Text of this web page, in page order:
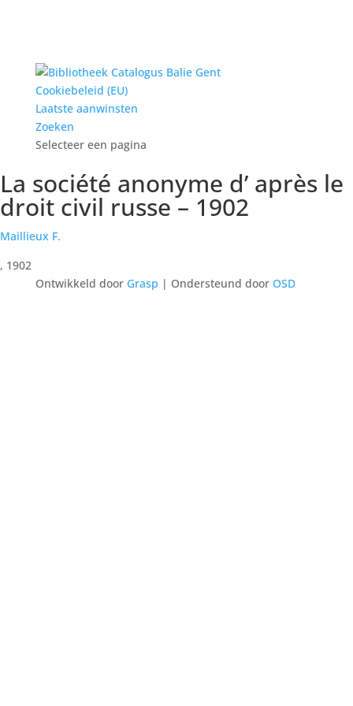
Cookiebeleid (EU)
Laatste aanwinsten
Zoeken
Selecteer een pagina
La société anonyme d’ après le
droit civil russe – 1902
Maillieux F.
, 1902
Ontwikkeld door Grasp | Ondersteund door OSD